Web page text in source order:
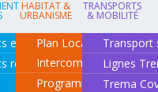
en cours
réalisés
HABITAT &
URBANISME
Plan Local d'Urbanisme
Intercommunal
Programme local de
TRANSPORTS
& MOBILITÉ
Transport
Lignes
Trema